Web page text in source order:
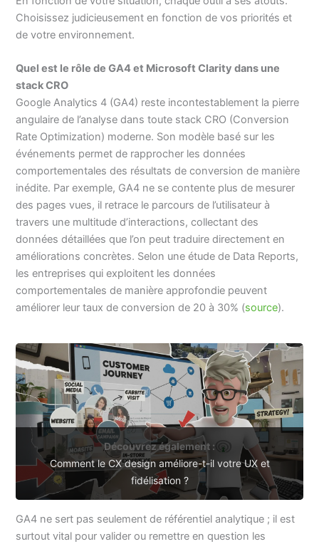
Choisissez judicieusement en fonction de vos priorités et
de votre environnement.
Quel est le rôle de GA4 et Microsoft Clarity dans une
stack CRO
Google Analytics 4 (GA4) reste incontestablement la pierre
angulaire de l’analyse dans toute stack CRO (Conversion
Rate Optimization) moderne. Son modèle basé sur les
événements permet de rapprocher les données
comportementales des résultats de conversion de manière
inédite. Par exemple, GA4 ne se contente plus de mesurer
des pages vues, il retrace le parcours de l’utilisateur à
travers une multitude d’interactions, collectant des
données détaillées que l’on peut traduire directement en
améliorations concrètes. Selon une étude de Data Reports,
les entreprises qui exploitent les données
comportementales de manière approfondie peuvent
améliorer leur taux de conversion de 20 à 30% (source).
Découvrez également :
Comment le CX design améliore-t-il votre UX et
fidélisation ?
GA4 ne sert pas seulement de référentiel analytique ; il est
surtout vital pour valider ou remettre en question les